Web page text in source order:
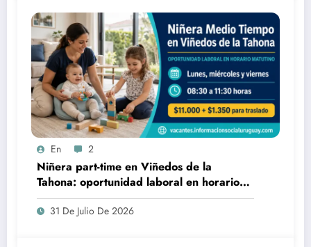
En 2
Niñera part-time en Viñedos de la
Tahona: oportunidad laboral en horario
matutino
31 De Julio De 2026